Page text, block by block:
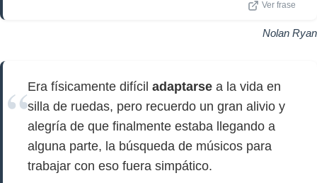
Ver frase
Nolan Ryan
Era físicamente difícil adaptarse a la vida en
silla de ruedas, pero recuerdo un gran alivio y
alegría de que finalmente estaba llegando a
alguna parte, la búsqueda de músicos para
trabajar con eso fuera simpático.